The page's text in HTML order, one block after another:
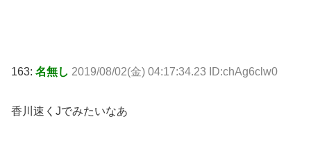
163: 名無し 2019/08/02(金) 04:17:34.23 ID:chAg6clw0
香川速くJでみたいなあ